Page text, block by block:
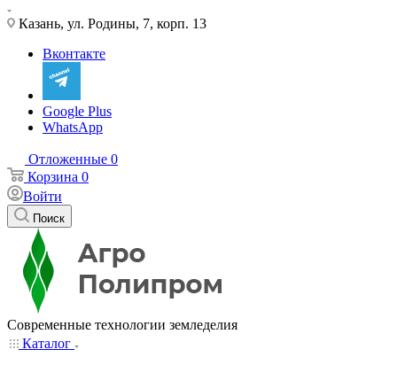
Казань, ул. Родины, 7, корп. 13
Вконтакте
Google Plus
WhatsApp
Отложенные 0
Корзина 0
Войти
Поиск
Современные технологии земледелия
Каталог